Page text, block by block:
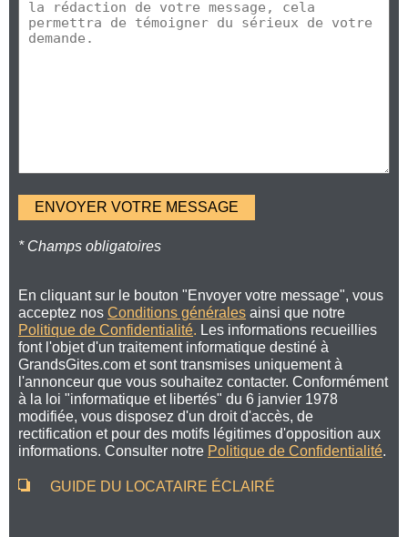
* Champs obligatoires
En cliquant sur le bouton "Envoyer votre message", vous
acceptez nos Conditions générales ainsi que notre
Politique de Confidentialité. Les informations recueillies
font l'objet d'un traitement informatique destiné à
GrandsGites.com et sont transmises uniquement à
l'annonceur que vous souhaitez contacter. Conformément
à la loi "informatique et libertés" du 6 janvier 1978
modifiée, vous disposez d'un droit d'accès, de
rectification et pour des motifs légitimes d'opposition aux
informations. Consulter notre Politique de Confidentialité.
GUIDE DU LOCATAIRE ÉCLAIRÉ